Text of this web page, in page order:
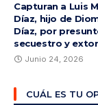
Capturan a Luis
Díaz, hijo de
Díaz, por
secuestro y
Junio 24, 2026
CUÁL ES TU